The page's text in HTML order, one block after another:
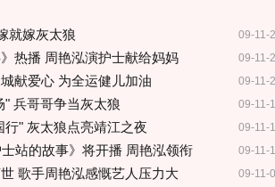
09-11-
就嫁灰太狼
09-11-
》热播 周艳泓演护士献给妈妈
09-11-
献爱心 为全运健儿加油
09-11-
" 兵哥哥争当灰太狼
09-11-
行" 灰太狼点亮靖江之夜
09-11-
站的故事》将开播 周艳泓领衔
09-11-
歌手周艳泓感慨艺人压力大